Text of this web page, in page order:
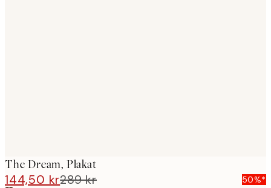
The Dream, Plakat
144,50 kr289 kr
50%*